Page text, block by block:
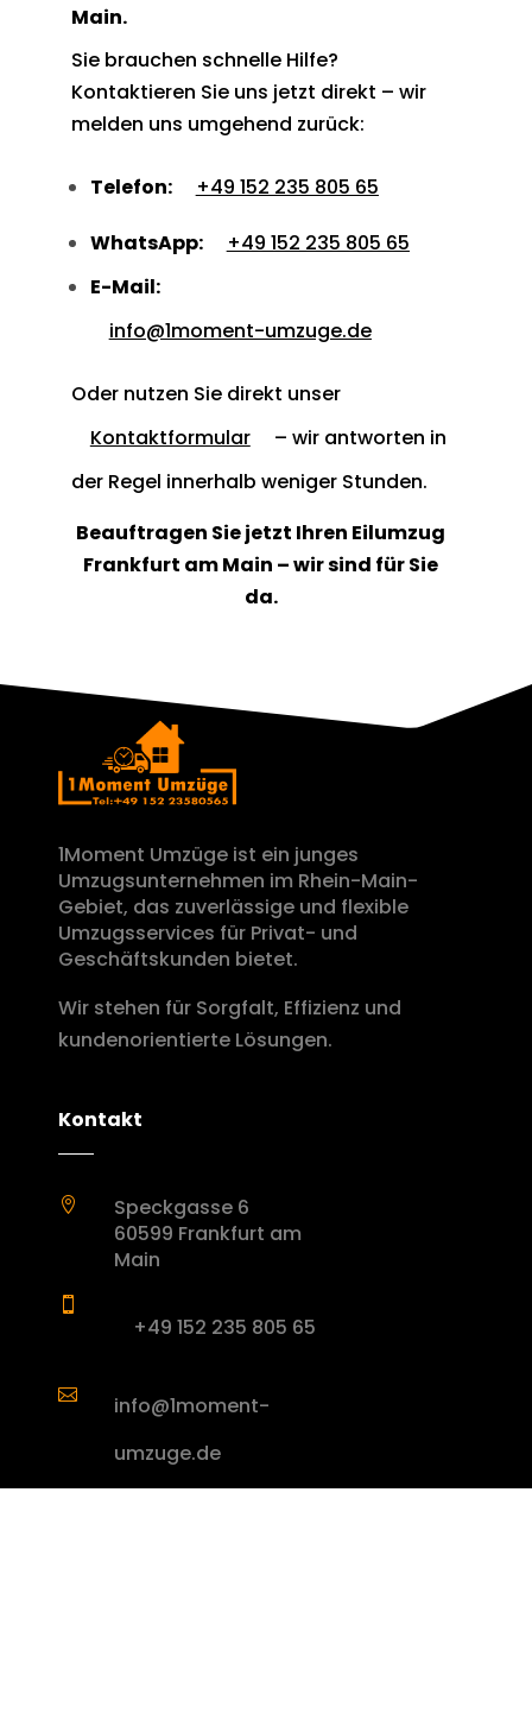
Main.
Sie brauchen schnelle Hilfe?
Kontaktieren Sie uns jetzt direkt – wir
melden uns umgehend zurück:
Telefon: +49 152 235 805 65
WhatsApp:
+49 152 235 805 65
E-Mail:
info@1moment-umzuge.de
Oder nutzen Sie direkt unser
Kontaktformular
– wir antworten in
der Regel innerhalb weniger Stunden.
Beauftragen Sie jetzt Ihren Eilumzug
Frankfurt am Main – wir sind für Sie
da.
1Moment Umzüge ist ein junges
Umzugsunternehmen im Rhein-Main-
Gebiet, das zuverlässige und flexible
Umzugsservices für Privat- und
Geschäftskunden bietet.
Wir stehen für Sorgfalt, Effizienz und
kundenorientierte Lösungen.
Kontakt

Speckgasse 6
60599 Frankfurt am
Main

+49 152 235 805 65

info@1moment-
umzuge.de